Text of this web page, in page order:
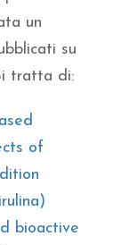
un
su
tratta di:
of
bioactive